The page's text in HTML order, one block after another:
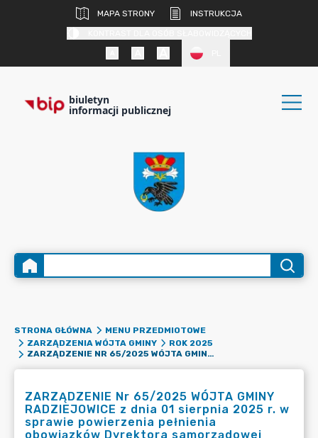
MAPA STRONY
INSTRUKCJA
biuletyn
informacji publicznej
STRONA GŁÓWNA
MENU PRZEDMIOTOWE
ZARZĄDZENIA WÓJTA GMINY
ROK 2025
ZARZĄDZENIE NR 65/2025 WÓJTA GMINY RADZIEJOWICE Z DNIA 01 SIERPNIA 2025 R. W SPRAWIE POWIERZENIA PEŁNIENIA OBOWIĄZKÓW DYREKTORA SAMORZĄDOWEJ INSTYTUCJI KULTURY GMINNEJ BIBLIOTEKI PUBLICZNEJ IM. JANA PAWŁA II W RADZIEJOWICACH
ZARZĄDZENIE Nr 65/2025 WÓJTA GMINY
RADZIEJOWICE z dnia 01 sierpnia 2025 r. w
sprawie powierzenia pełnienia
obowiązków Dyrektora samorządowej